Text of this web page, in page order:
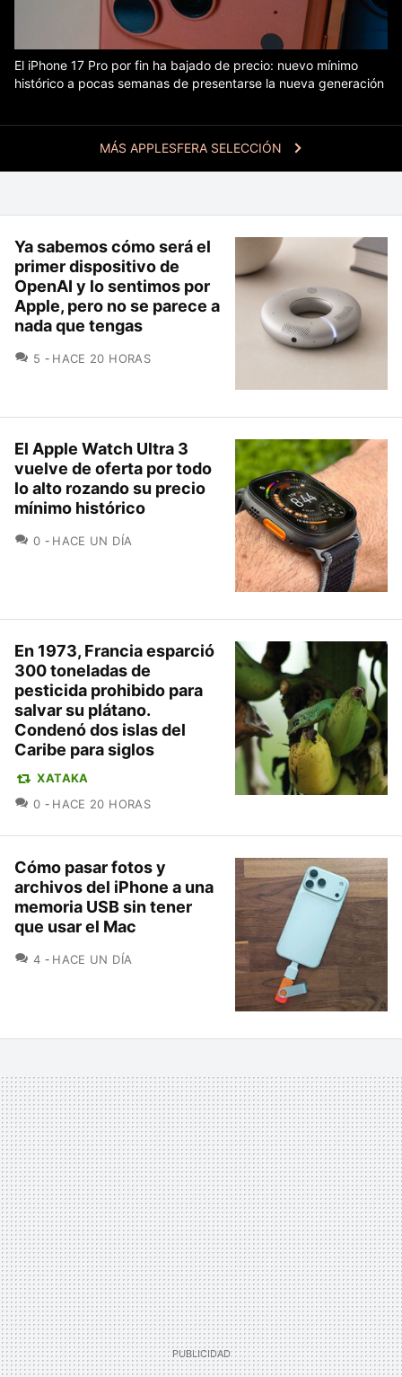
MÁS APPLESFERA SELECCIÓN
El iPhone 17 Pro por fin ha bajado de precio: nuevo mínimo
histórico a pocas semanas de presentarse la nueva generación
Ya sabemos cómo será el
primer dispositivo de
OpenAI y lo sentimos por
Apple, pero no se parece a
nada que tengas
5 COMENTARIOS
HACE 20 HORAS
El Apple Watch Ultra 3
vuelve de oferta por todo
lo alto rozando su precio
mínimo histórico
0 COMENTARIOS
HACE UN DÍA
En 1973, Francia esparció
300 toneladas de
pesticida prohibido para
salvar su plátano.
Condenó dos islas del
Caribe para siglos
XATAKA
0 COMENTARIOS
HACE 20 HORAS
Cómo pasar fotos y
archivos del iPhone a una
memoria USB sin tener
que usar el Mac
4 COMENTARIOS
HACE UN DÍA